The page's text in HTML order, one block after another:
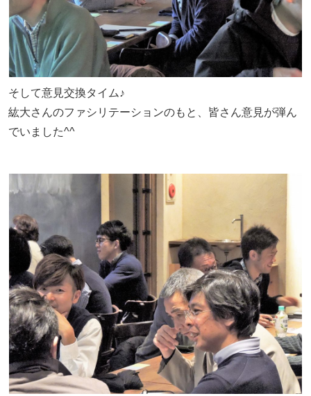
そして意見交換タイム♪
紘大さんのファシリテーションのもと、皆さん意見が弾ん
でいました^^